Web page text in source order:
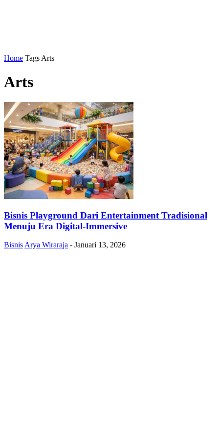
Home Tags Arts
Arts
Bisnis Playground Dari Entertainment Tradisional
Menuju Era Digital-Immersive
Bisnis Arya Wiraraja - Januari 13, 2026